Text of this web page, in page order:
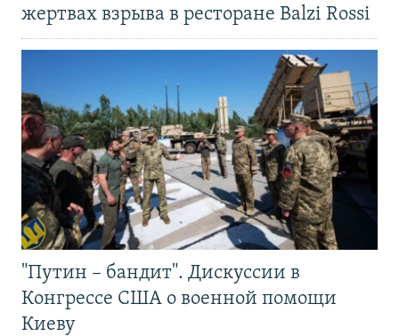
жертвах взрыва в ресторане Balzi Rossi
"Путин – бандит". Дискуссии в
Конгрессе США о военной помощи
Киеву